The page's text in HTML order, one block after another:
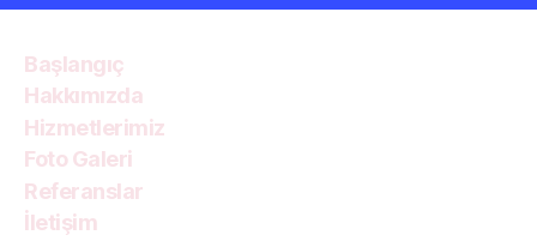
Başlangıç
Hakkımızda
Hizmetlerimiz
Foto Galeri
Referanslar
İletişim